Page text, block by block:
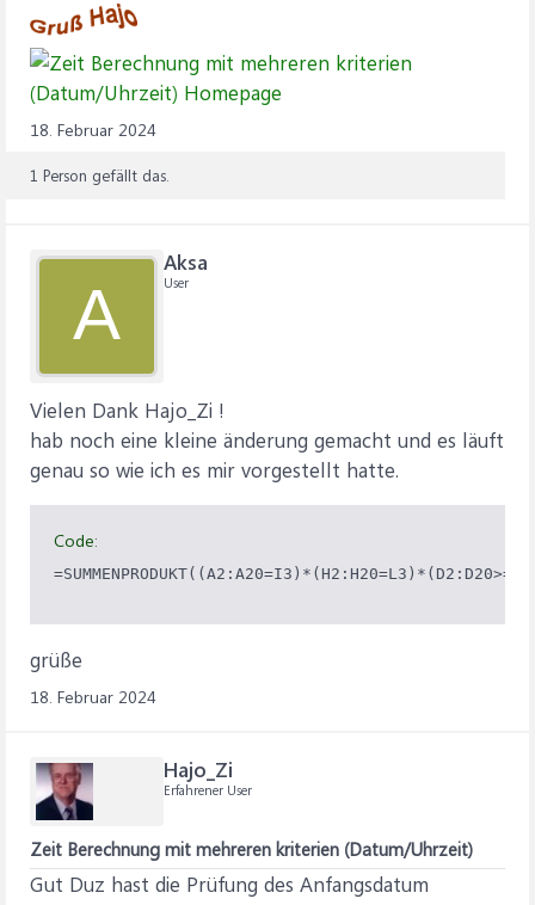
18. Februar 2024
1 Person gefällt das.
A
Aksa
User
Vielen Dank Hajo_Zi !
hab noch eine kleine änderung gemacht und es läuft
genau so wie ich es mir vorgestellt hatte.
Code:
grüße
18. Februar 2024
Hajo_Zi
Erfahrener User
Zeit Berechnung mit mehreren kriterien (Datum/Uhrzeit)
Gut Duz hast die Prüfung des Anfangsdatum